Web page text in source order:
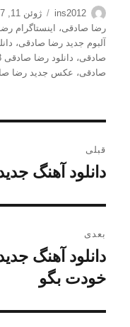
نویسنده
ins2012
ارسال
شده
در
ژوئن 11, 2017
رضا صادقی، اینستاگرام
آلبوم جدید رضا صادقی،
صادقی، دانلود رضا صادقی mp3 جدید
صادقی، عکس جدید رضا
نوشته
قبلی
نوشته
دانلود آهنگ
بعدی
نوشته
بعدی:
دانلود آهنگ
خودت بگو